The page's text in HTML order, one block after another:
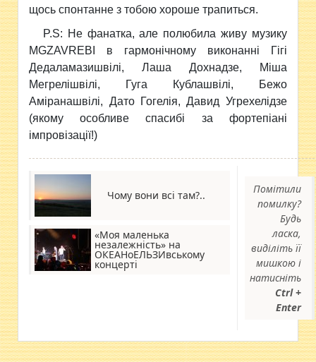
щось спонтанне з тобою хороше трапиться.
P.S: Не фанатка, але полюбила живу музику
MGZAVREBI в гармонічному виконанні Гігі
Дедаламазишвілі, Лаша Дохнадзе, Міша
Мегрелішвілі, Гуга Кублашвілі, Бежо
Аміранашвілі, Дато Гогелія, Давид Угрехелідзе
(якому особливе спасибі за фортепіані
імпровізації!)
Чому вони всі там?..
«Моя маленька
незалежність» на
ОКЕАНоЕЛЬЗИвському
концерті
Помітили
помилку?
Будь
ласка,
виділіть її
мишкою і
натисніть
Ctrl +
Enter